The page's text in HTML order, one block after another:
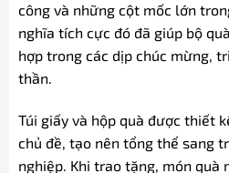
công và những cột mốc lớn
nghĩa tích cực đó đã giúp bộ
hợp trong các dịp chúc mừng,
thần.
Túi giấy và hộp quà được thiết
chủ đề, tạo nên tổng thể sang
nghiệp. Khi trao tặng, món quà